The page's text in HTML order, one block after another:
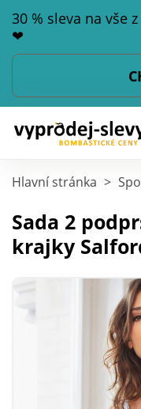
30 % sleva na vše
❤
Hlavní stránka >
Sada 2
krajky